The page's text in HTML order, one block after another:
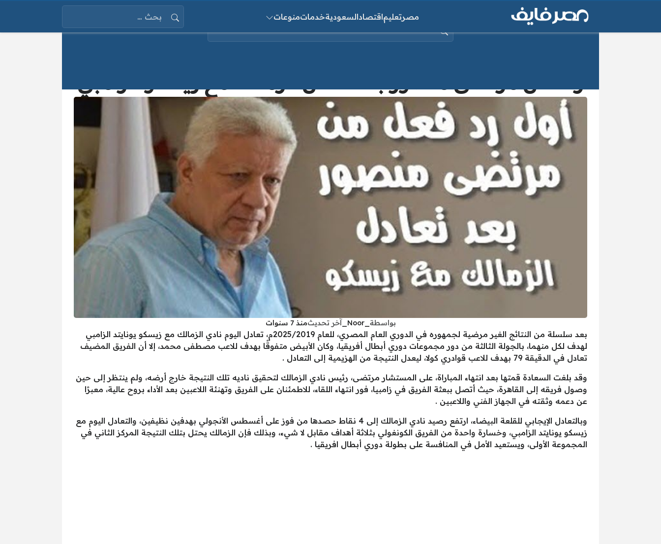
مصرتعليماقتصادالسعوديةخدماتمنوعات
البحث عن:
بواسطة _Noor_ آخر تحديثمنذ 7 سنوات
بعد سلسلة من النتائج الغير مرضية لجمهوره في الدوري العام المصري، للعام 2025/2019م، تعادل اليوم نادي الزمالك مع زيسكو يونايتد الزامبي
لهدف لكل منهما، بالجولة الثالثة من دور مجموعات دوري أبطال أفريقيا، وكان الأبيض متفوقًا بهدف للاعب مصطفى محمد، إلا أن الفريق المضيف
تعادل في الدقيقة 79 بهدف للاعب قوادري كولا، ليعدل النتيجة من الهزيمية إلى التعادل .
وقد بلغت السعادة قمتها بعد انتهاء المباراة، على المستشار مرتضى، رئيس نادي الزمالك لتحقيق ناديه تلك النتيجة خارج أرضه، ولم ينتظر إلى حين
وصول فريقه إلى القاهرة، حيث أتصل ببعثة الفريق في زامبيا، فور انتهاء اللقاء، للاطمئنان على الفريق وتهنئة اللاعبين بعد الأداء بروح عالية، معبرًا
عن دعمه وثقته في الجهاز الفني واللاعبين .
وبالتعادل الإيجابي للقلعة البيضاء، ارتفع رصيد نادي الزمالك إلى 4 نقاط حصدها من فوز على أغسطس الأنجولي بهدفين نظيفين، والتعادل اليوم مع
زيسكو يونايتد الزامبي، وخسارة واحدة من الفريق الكونغولي بثلاثة أهداف مقابل لا شيء، وبذلك فإن الزمالك يحتل بتلك النتيجة المركز الثاني في
المجموعة الأولى، ويستعيد الأمل في المنافسة على بطولة دوري أبطال افريقيا .